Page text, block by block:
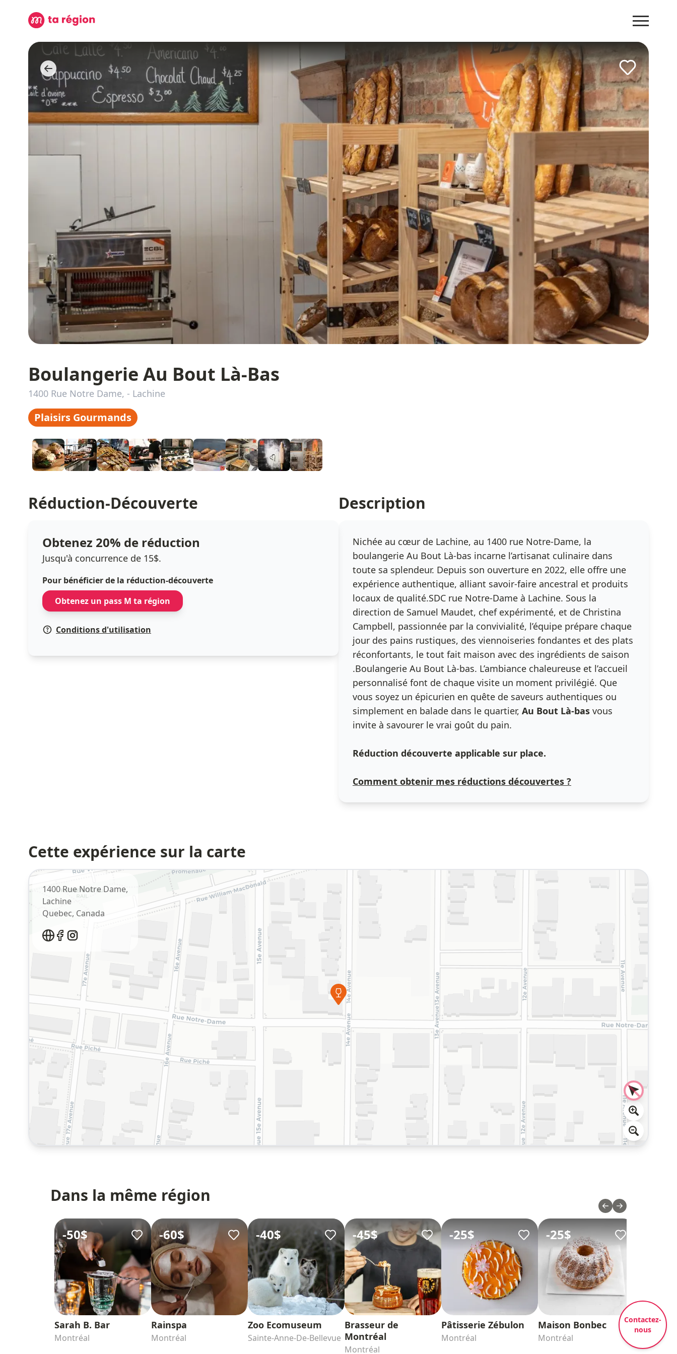
Boulangerie Au Bout Là-Bas
1400 Rue Notre Dame, - Lachine
Plaisirs Gourmands
Réduction-Découverte
Obtenez 20% de réduction
Jusqu'à concurrence de 15$.
Pour bénéficier de la réduction-découverte
Obtenez un pass M ta région
Conditions d'utilisation
Description
Nichée au cœur de Lachine, au 1400 rue Notre-Dame, la
boulangerie Au Bout Là-bas incarne l’artisanat culinaire dans
toute sa splendeur. Depuis son ouverture en 2022, elle offre une
expérience authentique, alliant savoir-faire ancestral et produits
locaux de qualité.SDC rue Notre-Dame à Lachine. Sous la
direction de Samuel Maudet, chef expérimenté, et de Christina
Campbell, passionnée par la convivialité, l’équipe prépare chaque
jour des pains rustiques, des viennoiseries fondantes et des plats
réconfortants, le tout fait maison avec des ingrédients de saison
.Boulangerie Au Bout Là-bas. L’ambiance chaleureuse et l’accueil
personnalisé font de chaque visite un moment privilégié. Que
vous soyez un épicurien en quête de saveurs authentiques ou
simplement en balade dans le quartier, Au Bout Là-bas vous
invite à savourer le vrai goût du pain.
Réduction découverte applicable sur place.
Comment obtenir mes réductions découvertes ?
Cette expérience sur la carte
1400 Rue Notre Dame,
Lachine
Quebec, Canada
Dans la même région
-50$
Sarah B. Bar
Montréal
-60$
Rainspa
Montréal
-40$
Zoo Ecomuseum
Sainte-Anne-De-Bellevue
-45$
Brasseur de
Montréal
Montréal
-25$
Pâtisserie Zébulon
Montréal
-25$
Maison Bonbec
Montréal
Daddy
Montréal
Contactez-
nous